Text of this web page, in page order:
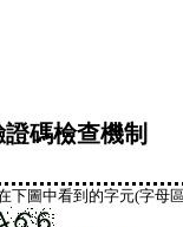
證碼檢查機制
下圖中看到的字元(字母